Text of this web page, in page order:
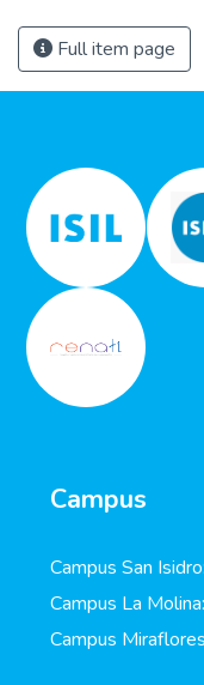
Full item page
Campus
Campus San
Campus La
Campus